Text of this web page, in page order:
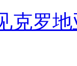
克罗